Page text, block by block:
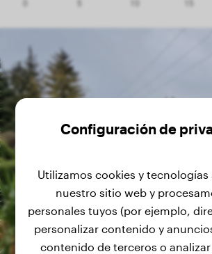
Configuración de
Utilizamos cookies y tecnologías
nuestro sitio web y
personales tuyos (por ejemplo,
personalizar contenido y
contenido de terceros o analizar